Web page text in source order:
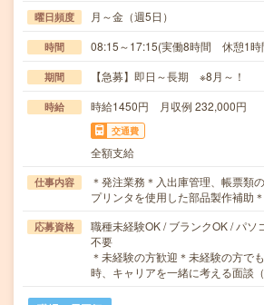
曜日頻度 月～金（週5日）
時間 08:15～17:15(実働8時間 休憩1時
期間 【急募】即日～長期 ※8月～！
時給 時給1450円 月収例 232,000円
交通費
全額支給
仕事内容
＊発注業務＊入出庫管理、帳票類
プリンタを使用した部品製作補助
応募資格
職種未経験OK / ブランクOK / パソ
不要
＊未経験の方歓迎＊未経験の方で
時、キャリアを一緒に考える面談